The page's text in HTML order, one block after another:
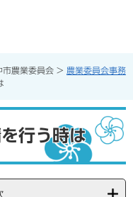
市農業委員会 > 農業委員会事務
行う時は